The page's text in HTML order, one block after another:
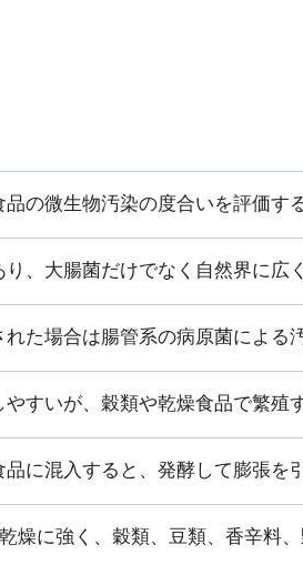
の微生物汚染の度合いを評価す
、大腸菌だけでなく自然界に広
た場合は腸管系の病原菌による
すいが、穀類や乾燥食品で繁殖
に混入すると、発酵して膨張を
燥に強く、穀類、豆類、香辛料